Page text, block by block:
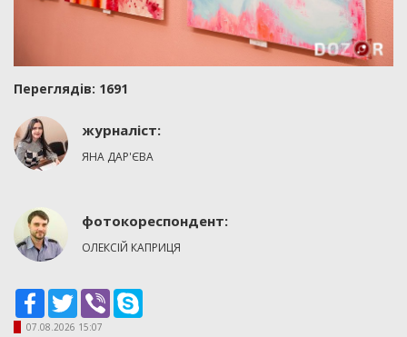
Переглядiв: 1691
журналіст:
ЯНА ДАР'ЄВА
фотокореспондент:
ОЛЕКСІЙ КАПРИЦЯ
Facebook
TwitterViber
07.08.2026 15:07